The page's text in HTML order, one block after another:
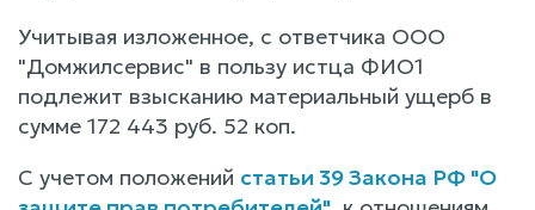
Учитывая изложенное, с ответчика ООО
"Домжилсервис" в пользу истца ФИО1
подлежит взысканию материальный ущерб в
сумме 172 443 руб. 52 коп.
С учетом положений статьи 39 Закона РФ "О